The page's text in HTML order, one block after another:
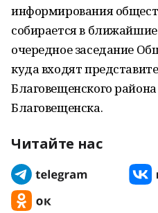
информирования
собирается в
очередное заседание
куда входят
Благовещенского
Благовещенска.
Читайте нас